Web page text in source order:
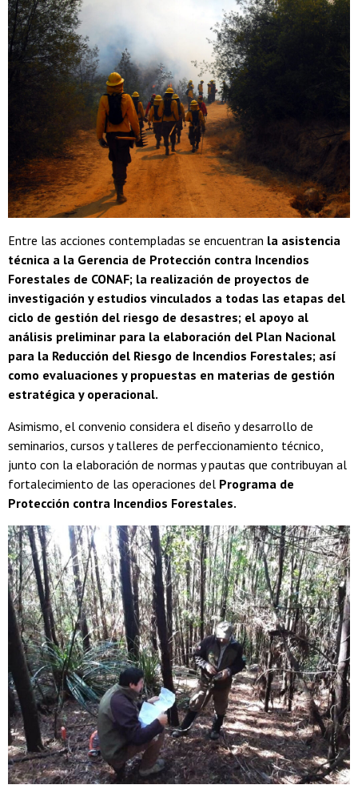
Entre las acciones contempladas se encuentran la asistencia
técnica a la Gerencia de Protección contra Incendios
Forestales de CONAF; la realización de proyectos de
investigación y estudios vinculados a todas las etapas del
ciclo de gestión del riesgo de desastres; el apoyo al
análisis preliminar para la elaboración del Plan Nacional
para la Reducción del Riesgo de Incendios Forestales; así
como evaluaciones y propuestas en materias de gestión
estratégica y operacional.
Asimismo, el convenio considera el diseño y desarrollo de
seminarios, cursos y talleres de perfeccionamiento técnico,
junto con la elaboración de normas y pautas que contribuyan al
fortalecimiento de las operaciones del Programa de
Protección contra Incendios Forestales.